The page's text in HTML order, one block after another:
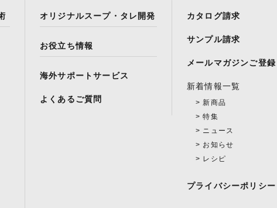
オリジナルスープ・タレ開発
お役立ち情報
海外サポートサービス
よくあるご質問
カタログ請求
サンプル請求
メールマガジンご登録
新着情報一覧
新商品
特集
ニュース
お知らせ
レシピ
プライバシーポリシー